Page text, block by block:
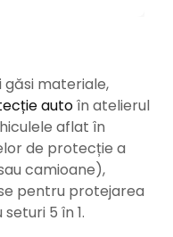
găsi materiale,
autoîn atelierul
aflat în
de protecție a
camioane),
pentru protejarea
5 în 1.